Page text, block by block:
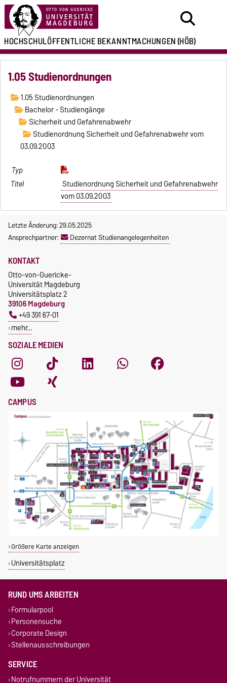
HOCHSCHULÖFFENTLICHEBEKANNTMACHUNGEN(HÖB)
1.05 Studienordnungen
1.05 Studienordnungen
Bachelor - Studiengänge
Sicherheit und Gefahrenabwehr
Studienordnung Sicherheit und Gefahrenabwehr vom
03.09.2003
Studienordnung Sicherheit und Gefahrenabwehr
vom 03.09.2003
Letzte Änderung: 29.05.2025
Ansprechpartner:
Dezernat Studienangelegenheiten
SOZIALE MEDIEN
KONTAKT
Otto-von-Guericke-
Universität Magdeburg
Universitätsplatz 2
39106 Magdeburg
+49 391 67-01
mehr…
CAMPUS
Größere Karte anzeigen
Universitätsplatz
RUND UMS ARBEITEN
Formularpool
Personensuche
Corporate Design
Stellenausschreibungen
SERVICE
Notrufnummern der Universität